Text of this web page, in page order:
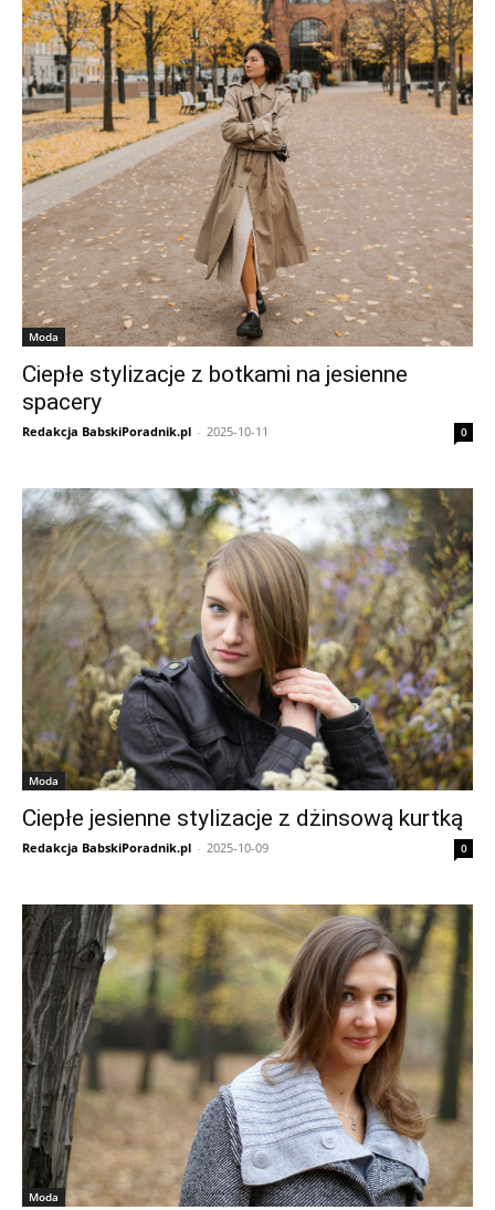
Moda
Ciepłe stylizacje z botkami na jesienne
spacery
Redakcja BabskiPoradnik.pl - 2025-10-11 0
Moda
Ciepłe jesienne stylizacje z dżinsową kurtką
Redakcja BabskiPoradnik.pl - 2025-10-09 0
Moda